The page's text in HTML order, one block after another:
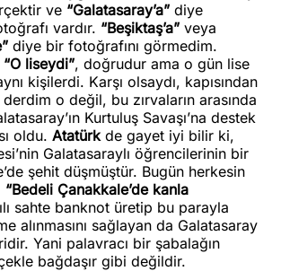
ve “Galatasaray’a” diye
vardır. “Beşiktaş’a” veya
diye bir fotoğrafını görmedim.
“O liseydi”, doğrudur ama o gün lise
kişilerdi. Karşı olsaydı, kapısından
o değil, bu zırvaların arasında
Kurtuluş Savaşı’na destek
oldu. Atatürkde gayet iyi bilir ki,
Galatasaraylı öğrencilerinin bir
şehit düşmüştür. Bugün herkesin
“Bedeli Çanakkale’de kanla
sahte banknot üretip bu parayla
alınmasını sağlayan da Galatasaray
Yani palavracı bir şabalağın
bağdaşır gibi değildir.